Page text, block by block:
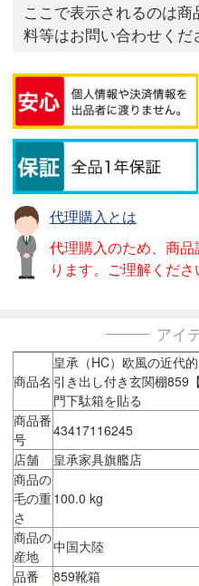
ここで表示されるのは
料等はお問い合わせくだ
代理購入とは
代理購入のため、商
ります。ご理解くださ
アイ
商品名
皇承（HC）欧風の近代
引き出し付き玄関棚859
門下駄箱を貼る
商品番
号
43417116245
店舗
皇承家具旗艦店
商品の
毛の重
さ
100.0 kg
商品の
産地
中国大陸
品番
859靴箱